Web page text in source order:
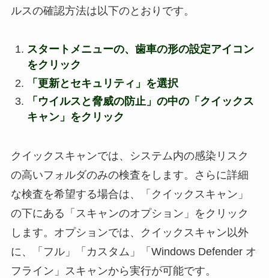
ルスの確認方法は以下のとおりです。
スタートメニューの、歯車の形の設定アイコン
をクリック
「更新とセキュリティ」を選択
「ウイルスと脅威の防止」の中の「クイックス
キャン」をクリック
クイックスキャンでは、システム内の感染リスク
の高いフォルダのみの検査をします。さらに詳細
な検査を希望する場合は、「クイックスキャン」
の下にある「スキャンのオプション」をクリック
します。 オプションでは、クイックスキャン以外
に、「フル」「カスタム」「Windows Defender オ
フライン」スキャンから実行が可能です。